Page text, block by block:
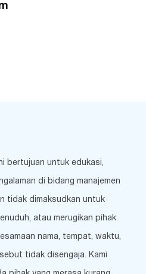
bertujuan untuk edukasi,
di bidang manajemen
tidak dimaksudkan untuk
atau merugikan pihak
nama, tempat, waktu,
tidak disengaja. Kami